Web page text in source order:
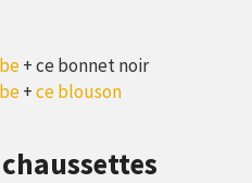
+ ce bonnet noir
+ce blouson